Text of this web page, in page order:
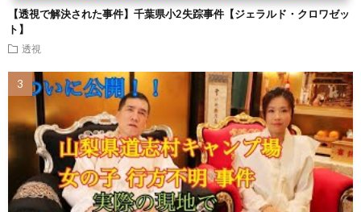
【透視で解決された事件】千葉県小2失踪事件【ジェラルド・クロワゼッ
ト】
透視